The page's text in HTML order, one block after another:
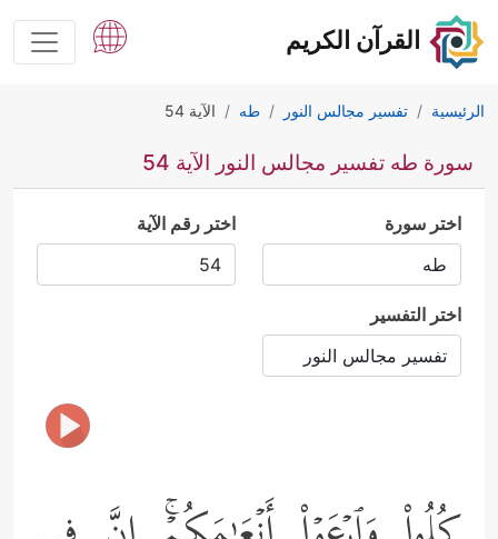
القرآن الكريم
الرئيسية تفسير مجالس النور طه الآية 54
سورة طه تفسير مجالس النور الآية 54
اختر سورة اختر رقم الآية
اختر التفسير